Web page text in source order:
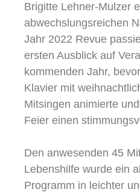
Brigitte Lehner-Mulzer
abwechslungsreichen
Jahr 2022 Revue
ersten Ausblick auf
kommenden Jahr,
Klavier mit
Mitsingen animierte
Feier einen
Den anwesenden 45
Lebenshilfe wurde ein
Programm in leichter